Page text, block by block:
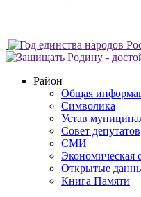
Район
Общая
Символика
Устав
Совет депутатов
СМИ
Экономическая
Открытые
Книга Памяти